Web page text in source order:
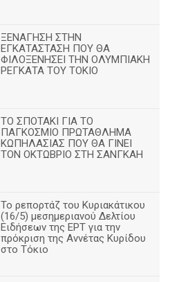
ΞΕΝΑΓΗΣΗ ΣΤΗΝ
ΕΓΚΑΤΑΣΤΑΣΗ ΠΟΥ ΘΑ
ΦΙΛΟΞΕΝΗΣΕΙ ΤΗΝ ΟΛΥΜΠΙΑΚΗ
ΡΕΓΚΑΤΑ ΤΟΥ ΤΟΚΙΟ
ΤΟ ΣΠΟΤΑΚΙ ΓΙΑ ΤΟ
ΠΑΓΚΟΣΜΙΟ ΠΡΩΤΑΘΛΗΜΑ
ΚΩΠΗΛΑΣΙΑΣ ΠΟΥ ΘΑ ΓΙΝΕΙ
ΤΟΝ ΟΚΤΩΒΡΙΟ ΣΤΗ ΣΑΝΓΚΑΗ
Το ρεπορτάζ του Κυριακάτικου
(16/5) μεσημεριανού Δελτίου
Ειδήσεων της ΕΡΤ για την
πρόκριση της Αννέτας Κυρίδου
στο Τόκιο